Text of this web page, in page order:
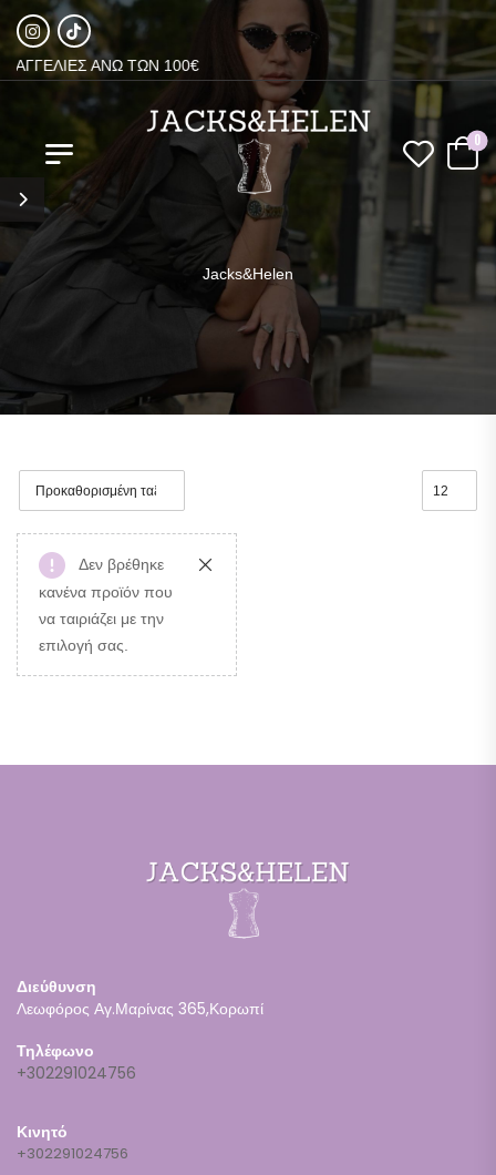
ΑΝΩ ΤΩΝ 100€
0
Jacks&Helen
Δεν βρέθηκε
κανένα προϊόν που
να ταιριάζει με την
επιλογή σας.
Διεύθυνση
Λεωφόρος Αγ.Μαρίνας 365,Κορωπί
Τηλέφωνο
+302291024756
Κινητό
+302291024756